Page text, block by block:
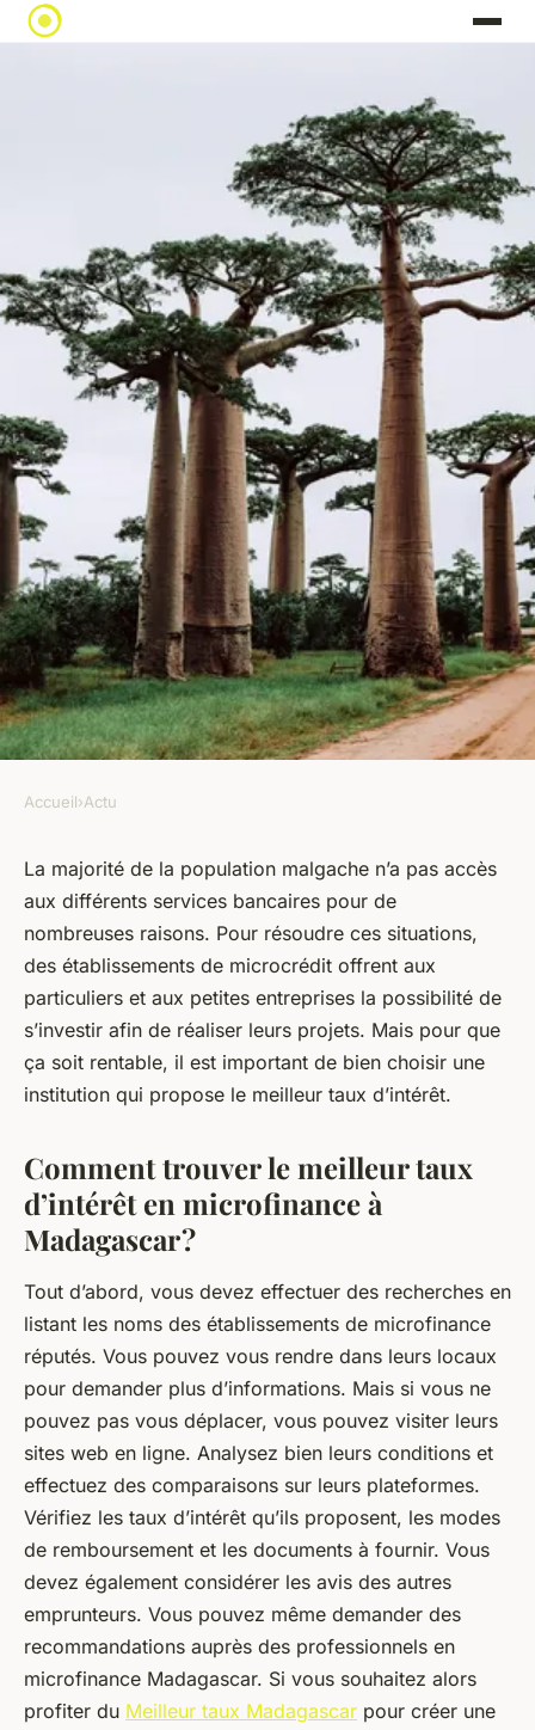
Cherchez-vous le meilleur
taux à Madagascar ?
Découvrez vos options !
armand•25 octobre 2023•2 min de lecture
Accueil›Actu
La majorité de la population malgache n’a pas accès
aux différents services bancaires pour de
nombreuses raisons. Pour résoudre ces situations,
des établissements de microcrédit offrent aux
particuliers et aux petites entreprises la possibilité de
s’investir afin de réaliser leurs projets. Mais pour que
ça soit rentable, il est important de bien choisir une
institution qui propose le meilleur taux d’intérêt.
Comment trouver le meilleur taux
d’intérêt en microfinance à
Madagascar ?
Tout d’abord, vous devez effectuer des recherches en
listant les noms des établissements de microfinance
réputés. Vous pouvez vous rendre dans leurs locaux
pour demander plus d’informations. Mais si vous ne
pouvez pas vous déplacer, vous pouvez visiter leurs
sites web en ligne. Analysez bien leurs conditions et
effectuez des comparaisons sur leurs plateformes.
Vérifiez les taux d’intérêt qu’ils proposent, les modes
de remboursement et les documents à fournir. Vous
devez également considérer les avis des autres
emprunteurs. Vous pouvez même demander des
recommandations auprès des professionnels en
microfinance Madagascar. Si vous souhaitez alors
profiter du Meilleur taux Madagascar pour créer une